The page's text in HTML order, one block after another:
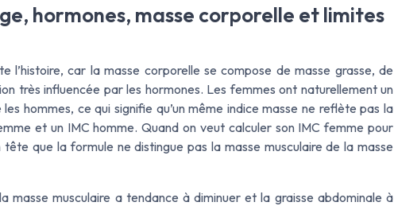
hormones, masse corporelle et limites
l’histoire, car la masse corporelle se compose de masse grasse, de
très influencée par les hormones. Les femmes ont naturellement un
hommes, ce qui signifie qu’un même indice masse ne reflète pas la
et un IMC homme. Quand on veut calculer son IMC femme pour
que la formule ne distingue pas la masse musculaire de la masse
masse musculaire a tendance à diminuer et la graisse abdominale à